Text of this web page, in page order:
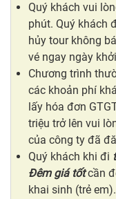
Quý khách vui
phút. Quý khách
hủy tour không
vé ngay ngày
Chương trình
các khoản phí
lấy hóa đơn
triệu trở lên vui
của công ty đã
Quý khách khi đi
Đêm giá tốtcần
khai sinh (trẻ em).